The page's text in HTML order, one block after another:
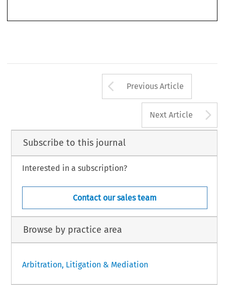
Arrow button
Previous Article
Next Article
Subscribe to this journal
Interested in a subscription?
Contact our sales team
Browse by practice area
Arbitration, Litigation & Mediation